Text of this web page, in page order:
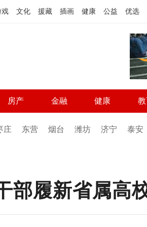
戏 文化 援藏 插画 健康 公益 优选
房产 金融 健康
庄 东营 烟台 潍坊 济宁 泰安
部履新省属高